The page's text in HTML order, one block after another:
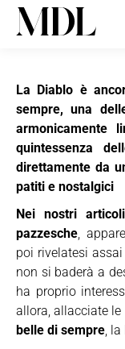
La Diablo è
sempre, una
armonicamente
quintessenza
direttamente da
patiti e nostalgici
Nei nostri
pazzesche,
poi rivelatesi
non si baderà a
ha proprio
allora, allacciate
belle di sempre, la